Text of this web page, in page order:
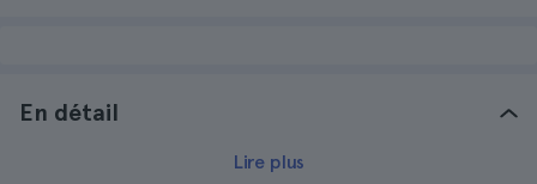
En détail
Lire plus